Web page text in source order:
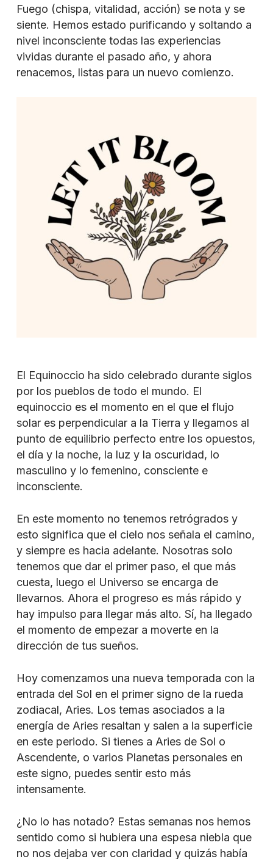
Fuego (chispa, vitalidad, acción) se nota y se
siente. Hemos estado purificando y soltando a
nivel inconsciente todas las experiencias
vividas durante el pasado año, y ahora
renacemos, listas para un nuevo comienzo.
El Equinoccio ha sido celebrado durante siglos
por los pueblos de todo el mundo. El
equinoccio es el momento en el que el flujo
solar es perpendicular a la Tierra y llegamos al
punto de equilibrio perfecto entre los opuestos,
el día y la noche, la luz y la oscuridad, lo
masculino y lo femenino, consciente e
inconsciente.
En este momento no tenemos retrógrados y
esto significa que el cielo nos señala el camino,
y siempre es hacia adelante. Nosotras solo
tenemos que dar el primer paso, el que más
cuesta, luego el Universo se encarga de
llevarnos. Ahora el progreso es más rápido y
hay impulso para llegar más alto. Sí, ha llegado
el momento de empezar a moverte en la
dirección de tus sueños.
Hoy comenzamos una nueva temporada con la
entrada del Sol en el primer signo de la rueda
zodiacal, Aries. Los temas asociados a la
energía de Aries resaltan y salen a la superficie
en este periodo. Si tienes a Aries de Sol o
Ascendente, o varios Planetas personales en
este signo, puedes sentir esto más
intensamente.
¿No lo has notado? Estas semanas nos hemos
sentido como si hubiera una espesa niebla que
no nos dejaba ver con claridad y quizás había